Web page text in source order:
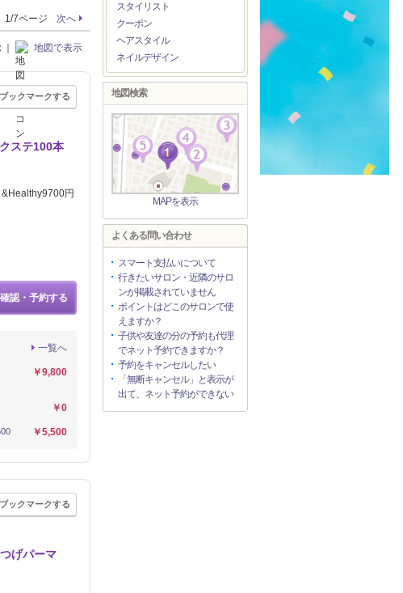
1/7ページ 次へ
｜ 地図で表示
ブックマークする
ステ100本
円
認・予約する
一覧へ
￥9,800
￥0
￥5,500
ブックマークする
げパーマ
スタイリスト
クーポン
ヘアスタイル
ネイルデザイン
地図検索
MAPを表示
よくある問い合わせ
スマート支払いについて
行きたいサロン・近隣のサロ
ンが掲載されていません
ポイントはどこのサロンで使
えますか？
子供や友達の分の予約も代理
でネット予約できますか？
予約をキャンセルしたい
「無断キャンセル」と表示が
出て、ネット予約ができない